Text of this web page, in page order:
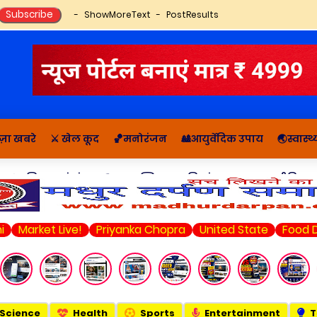
ShowMoreText PostResults
खबरे ⚔️ खेल कूद 🏀मनोरंजन 🎎आयुर्वेदिक उपाय
🔬राशिफल, पंचांग 📚आध्यात्मिक कहानियां व ज्ञान राजनीति
Market Live! Priyanka Chopra United State Food
Science Health Sports Entertainment